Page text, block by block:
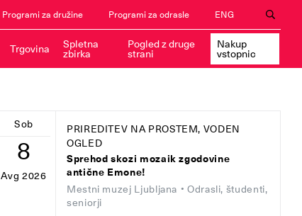
Programi za družine Programi za odrasle ENG
Trgovina Spletna
zbirka
Pogled z druge
strani
Nakup
vstopnic
Sob
8
Avg 2026
PRIREDITEV NA PROSTEM, VODEN
OGLED
Sprehod skozi mozaik zgodovine
antične Emone!
Mestni muzej Ljubljana • Odrasli, študenti,
seniorji